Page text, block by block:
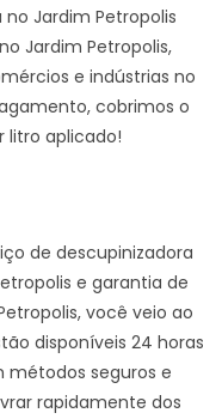
Jardim Petropolis
Jardim Petropolis,
e indústrias no
cobrimos o
litro aplicado!
de descupinizadora
e garantia de
você veio ao
disponíveis 24 horas
métodos seguros e
rapidamente dos